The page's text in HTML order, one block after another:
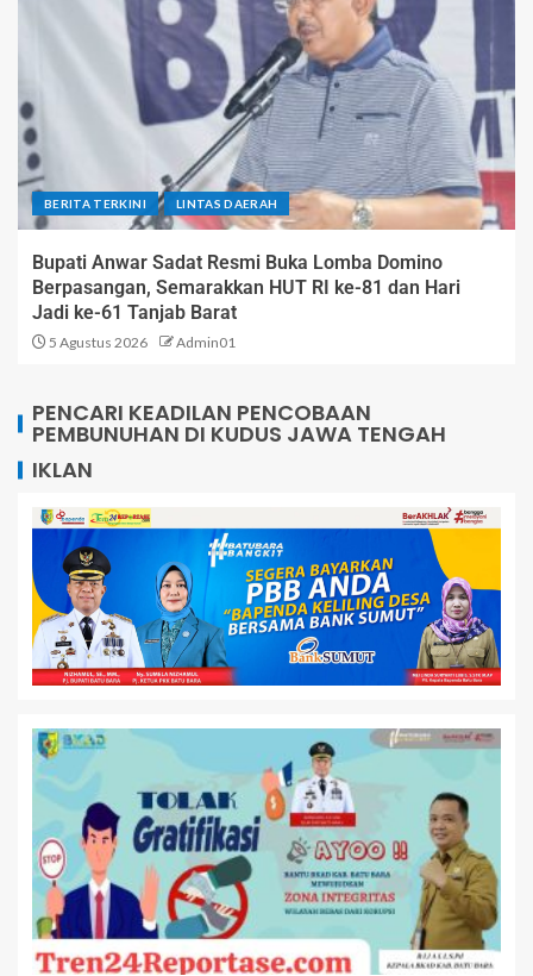
BERITA TERKINI LINTAS DAERAH
Bupati Anwar Sadat Resmi Buka Lomba Domino
Berpasangan, Semarakkan HUT RI ke-81 dan Hari
Jadi ke-61 Tanjab Barat
5 Agustus 2026 Admin01
PENCARI KEADILAN PENCOBAAN
PEMBUNUHAN DI KUDUS JAWA TENGAH
IKLAN